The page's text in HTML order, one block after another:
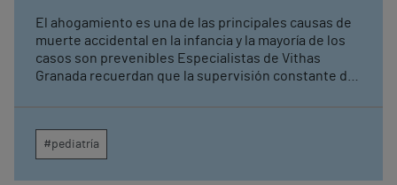
El ahogamiento es una de las principales causas de
muerte accidental en la infancia y la mayoría de los
casos son prevenibles Especialistas de Vithas
Granada recuerdan que la supervisión constante de
#pediatría